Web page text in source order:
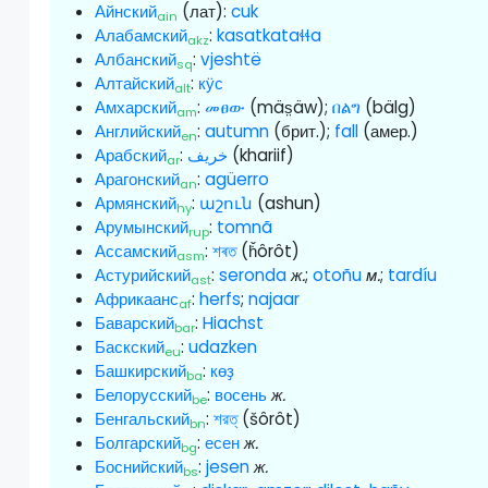
Айнскийain (лат):cuk
Алабамскийakz:kasatkataɬɬa
Албанскийsq:vjeshtë
Алтайскийalt: кӱс
Амхарскийam: መፀው (mäs̤äw);በልግ (bälg)
Английскийen:autumn (брит.); fall (амер.)
Арабскийar: خريف (khariif)
Арагонскийan:agüerro
Армянскийhy: աշուն (ashun)
Арумынскийrup: tomnã
Ассамскийasm:শৰত(ȟ̇ôrôt)
Астурийскийast:serondaж.;otoñuм.; tardíu
Африкаансaf:herfs;najaar
Баварскийbar:Hiachst
Баскскийeu:udazken
Башкирскийba: көҙ
Белорусскийbe: восеньж.
Бенгальскийbn:শরত্(šôrôt)
Болгарскийbg:есенж.
Боснийскийbs:jesenж.